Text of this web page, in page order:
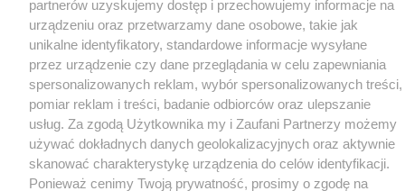
partnerów uzyskujemy dostęp i przechowujemy informacje na
urządzeniu oraz przetwarzamy dane osobowe, takie jak
unikalne identyfikatory, standardowe informacje wysyłane
przez urządzenie czy dane przeglądania w celu zapewniania
spersonalizowanych reklam, wybór spersonalizowanych treści,
pomiar reklam i treści, badanie odbiorców oraz ulepszanie
usług. Za zgodą Użytkownika my i Zaufani Partnerzy możemy
używać dokładnych danych geolokalizacyjnych oraz aktywnie
skanować charakterystykę urządzenia do celów identyfikacji.
Ponieważ cenimy Twoją prywatność, prosimy o zgodę na